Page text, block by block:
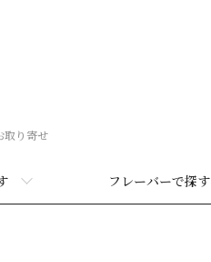
取り寄せ
フレーバーで探す